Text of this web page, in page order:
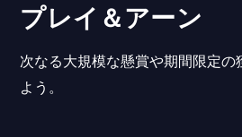
プレイ＆アーン
次なる大規模な懸賞や期間限定の
よう。